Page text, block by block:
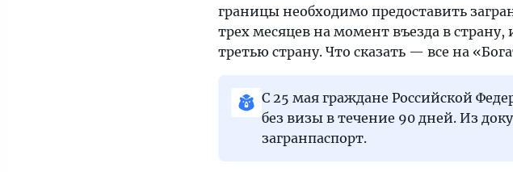
границы необходимо предоставить
трех месяцев на момент въезда в
третью страну. Что сказать — все на
С 25 мая граждане Российской
без визы в течение 90 дней. Из
загранпаспорт.